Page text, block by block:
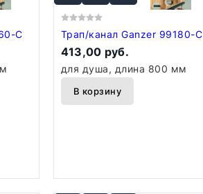
C Трап/канал Ganzer 99180-C
413,00 руб.
для душа, длина 800 мм
В корзину